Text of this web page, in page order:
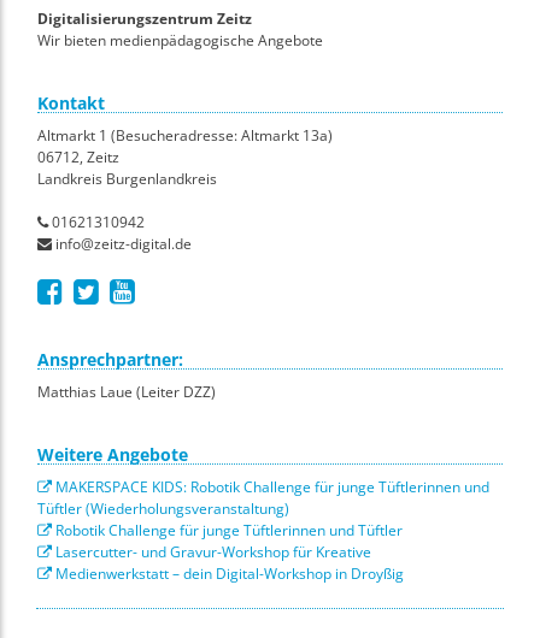
Digitalisierungszentrum Zeitz
Wir bieten medienpädagogische Angebote
Kontakt
Altmarkt 1 (Besucheradresse: Altmarkt 13a)
06712, Zeitz
Landkreis Burgenlandkreis
01621310942
info@zeitz-digital.de
Ansprechpartner:
Matthias Laue (Leiter DZZ)
Weitere Angebote
MAKERSPACE KIDS: Robotik Challenge für junge Tüftlerinnen und
Tüftler (Wiederholungsveranstaltung)
Robotik Challenge für junge Tüftlerinnen und Tüftler
Lasercutter- und Gravur-Workshop für Kreative
Medienwerkstatt – dein Digital-Workshop in Droyßig